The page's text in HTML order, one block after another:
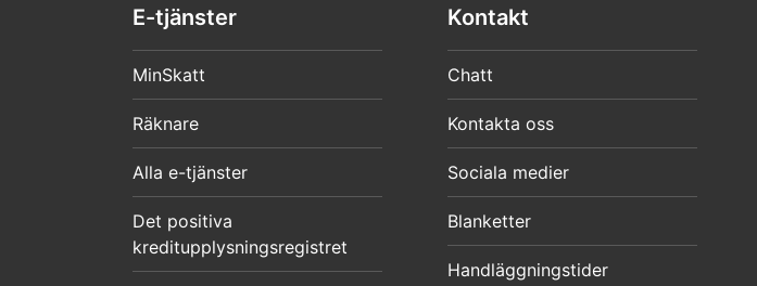
E-tjänster
MinSkatt
Räknare
Alla e-tjänster
Det positiva
kreditupplysningsregistret
Kontakt
Chatt
Kontakta oss
Sociala medier
Blanketter
Handläggningstider